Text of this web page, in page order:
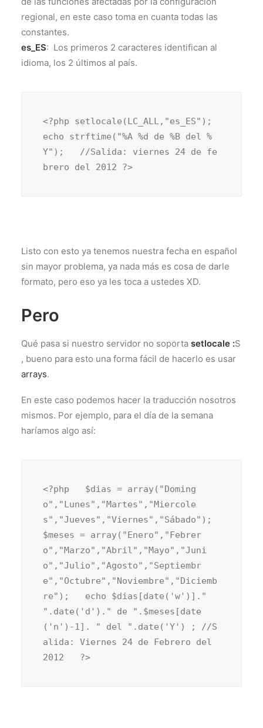
regional, en este caso toma en cuanta todas las
constantes.
es_ES: Los primeros 2 caracteres identifican al
idioma, los 2 últimos al país.
<?php setlocale(LC_ALL,"es_ES");
echo strftime("%A %d de %B del %
Y");   //Salida: viernes 24 de fe
brero del 2012 ?>
Listo con esto ya tenemos nuestra fecha en español
sin mayor problema, ya nada más es cosa de darle
formato, pero eso ya les toca a ustedes XD.
Pero
Qué pasa si nuestro servidor no soporta setlocale :S
, bueno para esto una forma fácil de hacerlo es usar
arrays.
En este caso podemos hacer la traducción nosotros
mismos. Por ejemplo, para el día de la semana
haríamos algo así:
<?php   $dias = array("Doming
o","Lunes","Martes","Miercole
s","Jueves","Viernes","Sábado");
$meses = array("Enero","Febrer
o","Marzo","Abril","Mayo","Juni
o","Julio","Agosto","Septiembr
e","Octubre","Noviembre","Diciemb
re");   echo $dias[date('w')]."
".date('d')." de ".$meses[date
('n')-1]. " del ".date('Y') ; //S
alida: Viernes 24 de Febrero del
2012   ?>